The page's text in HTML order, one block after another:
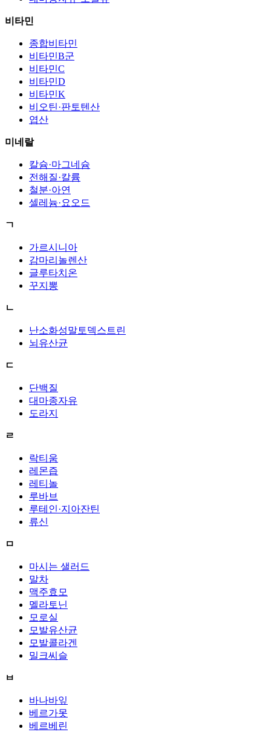
비타민
종합비타민
비타민B군
비타민C
비타민D
비타민K
비오틴·판토텐산
엽산
미네랄
칼슘·마그네슘
전해질·칼륨
철분·아연
셀레늄·요오드
ㄱ
가르시니아
감마리놀렌산
글루타치온
꾸지뽕
ㄴ
난소화성말토덱스트린
뇌유산균
ㄷ
단백질
대마종자유
도라지
ㄹ
락티움
레몬즙
레티놀
루바브
루테인·지아잔틴
류신
ㅁ
마시는 샐러드
말차
맥주효모
멜라토닌
모로실
모발유산균
모발콜라겐
밀크씨슬
ㅂ
바나바잎
베르가못
베르베린